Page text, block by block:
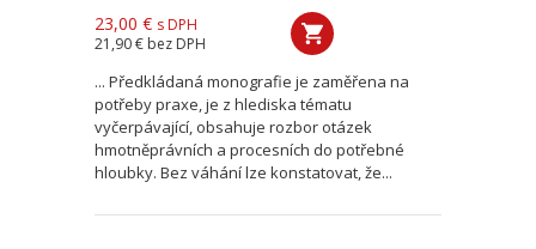
23,00 € s DPH
21,90 € bez DPH
... Předkládaná monografie je zaměřena na
potřeby praxe, je z hlediska tématu
vyčerpávající, obsahuje rozbor otázek
hmotněprávních a procesních do potřebné
hloubky. Bez váhání lze konstatovat, že...